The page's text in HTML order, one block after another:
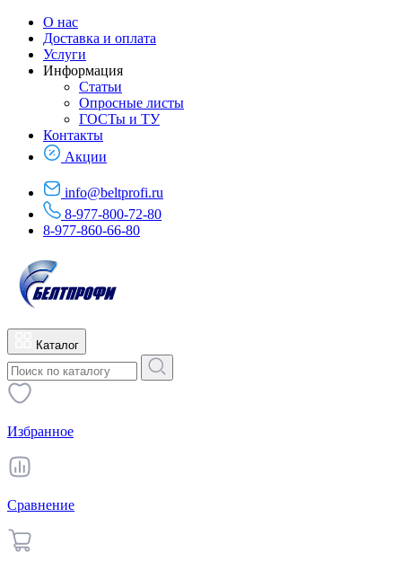
О нас
Доставка и оплата
Услуги
Информация
Статьи
Опросные листы
ГОСТы и ТУ
Контакты
Акции
info@beltprofi.ru
8-977-800-72-80
8-977-860-66-80
Каталог
Избранное
Сравнение